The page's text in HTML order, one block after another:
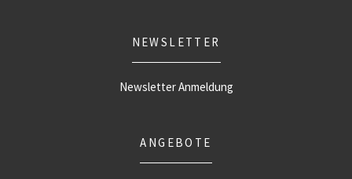
NEWSLETTER
Newsletter Anmeldung
ANGEBOTE